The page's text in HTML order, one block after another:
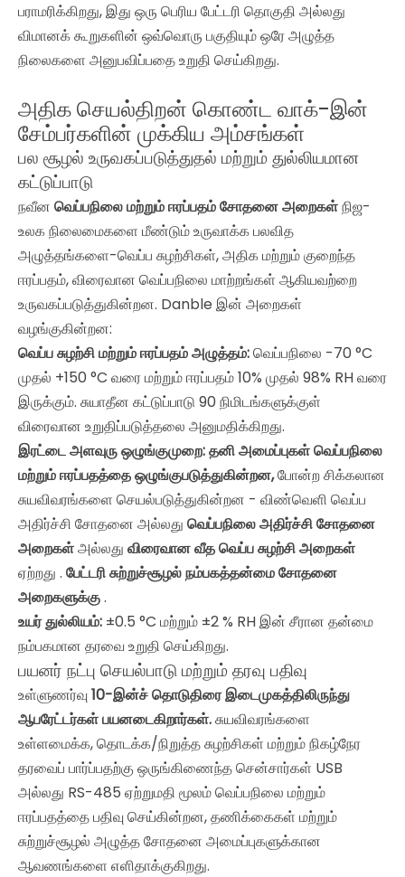
பராமரிக்கிறது, இது ஒரு பெரிய பேட்டரி தொகுதி அல்லது
விமானக் கூறுகளின் ஒவ்வொரு பகுதியும் ஒரே அழுத்த
நிலைகளை அனுபவிப்பதை உறுதி செய்கிறது.
அதிக செயல்திறன் கொண்ட வாக்-இன்
சேம்பர்களின் முக்கிய அம்சங்கள்
பல சூழல் உருவகப்படுத்துதல் மற்றும் துல்லியமான
கட்டுப்பாடு
நவீன வெப்பநிலை மற்றும் ஈரப்பதம் சோதனை அறைகள்நிஜ-
உலக நிலைமைகளை மீண்டும் உருவாக்க பலவித
அழுத்தங்களை-வெப்ப சுழற்சிகள், அதிக மற்றும் குறைந்த
ஈரப்பதம், விரைவான வெப்பநிலை மாற்றங்கள் ஆகியவற்றை
உருவகப்படுத்துகின்றன. Danble இன் அறைகள்
வழங்குகின்றன:
வெப்ப சுழற்சி மற்றும் ஈரப்பதம் அழுத்தம்:வெப்பநிலை -70 °C
முதல் +150 °C வரை மற்றும் ஈரப்பதம் 10% முதல் 98% RH வரை
இருக்கும். சுயாதீன கட்டுப்பாடு 90 நிமிடங்களுக்குள்
விரைவான உறுதிப்படுத்தலை அனுமதிக்கிறது.
இரட்டை அளவுரு ஒழுங்குமுறை: தனி அமைப்புகள் வெப்பநிலை
மற்றும் ஈரப்பதத்தை ஒழுங்குபடுத்துகின்றன,போன்ற சிக்கலான
சுயவிவரங்களை செயல்படுத்துகின்றன - விண்வெளி வெப்ப
அதிர்ச்சி சோதனை அல்லது வெப்பநிலை அதிர்ச்சி சோதனை
அறைகள்அல்லது விரைவான வீத வெப்ப சுழற்சி அறைகள்
ஏற்றது . பேட்டரி சுற்றுச்சூழல் நம்பகத்தன்மை சோதனை
அறைகளுக்கு.
உயர் துல்லியம்: ±0.5 °C மற்றும் ±2 % RH இன் சீரான தன்மை
நம்பகமான தரவை உறுதி செய்கிறது.
பயனர் நட்பு செயல்பாடு மற்றும் தரவு பதிவு
உள்ளுணர்வு 10-இன்ச் தொடுதிரை இடைமுகத்திலிருந்து
ஆபரேட்டர்கள் பயனடைகிறார்கள்.சுயவிவரங்களை
உள்ளமைக்க, தொடக்க/நிறுத்த சுழற்சிகள் மற்றும் நிகழ்நேர
தரவைப் பார்ப்பதற்கு ஒருங்கிணைந்த சென்சார்கள் USB
அல்லது RS-485 ஏற்றுமதி மூலம் வெப்பநிலை மற்றும்
ஈரப்பதத்தை பதிவு செய்கின்றன, தணிக்கைகள் மற்றும்
சுற்றுச்சூழல் அழுத்த சோதனை அமைப்புகளுக்கான
ஆவணங்களை எளிதாக்குகிறது.